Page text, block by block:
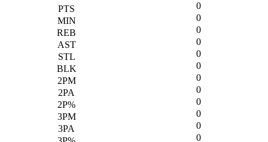
0
0
0
0
0
0
0
0
0
0
0
0